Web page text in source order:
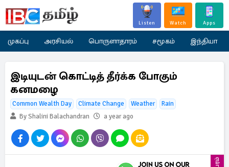
Listen Watch Apps
முகப்பு அரசியல் பொருளாதாரம் சமூகம் இந்தியா
இடியுடன் கொட்டித் தீர்க்க போகும்
கனமழை
Common Wealth Day Climate Change Weather
Rain
By Shalini Balachandran
a year ago